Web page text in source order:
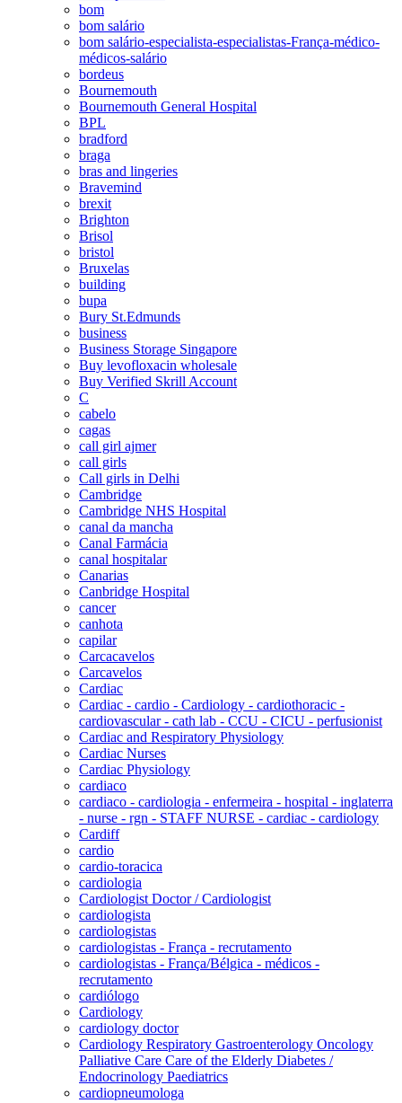
bom
bom salário
bom salário-especialista-especialistas-França-médico-
médicos-salário
bordeus
Bournemouth
Bournemouth General Hospital
BPL
bradford
braga
bras and lingeries
Bravemind
brexit
Brighton
Brisol
bristol
Bruxelas
building
bupa
Bury St.Edmunds
business
Business Storage Singapore
Buy levofloxacin wholesale
Buy Verified Skrill Account
C
cabelo
cagas
call girl ajmer
call girls
Call girls in Delhi
Cambridge
Cambridge NHS Hospital
canal da mancha
Canal Farmácia
canal hospitalar
Canarias
Canbridge Hospital
cancer
canhota
capilar
Carcacavelos
Carcavelos
Cardiac
Cardiac - cardio - Cardiology - cardiothoracic -
cardiovascular - cath lab - CCU - CICU - perfusionist
Cardiac and Respiratory Physiology
Cardiac Nurses
Cardiac Physiology
cardiaco
cardiaco - cardiologia - enfermeira - hospital - inglaterra
- nurse - rgn - STAFF NURSE - cardiac - cardiology
Cardiff
cardio
cardio-toracica
cardiologia
Cardiologist Doctor / Cardiologist
cardiologista
cardiologistas
cardiologistas - França - recrutamento
cardiologistas - França/Bélgica - médicos -
recrutamento
cardiólogo
Cardiology
cardiology doctor
Cardiology Respiratory Gastroenterology Oncology
Palliative Care Care of the Elderly Diabetes /
Endocrinology Paediatrics
cardiopneumologa